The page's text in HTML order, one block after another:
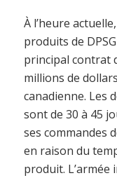
À l’heure
produits de
principal contrat
millions de
canadienne. Les
sont de 30 à 45
ses commandes
en raison du
produit. L’armée